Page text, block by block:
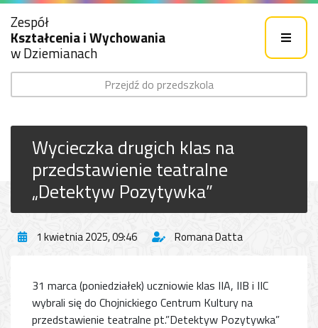
Zespół
Kształcenia i Wychowania
w Dziemianach
Przejdź do przedszkola
Wycieczka drugich klas na
przedstawienie teatralne
„Detektyw Pozytywka”
1 kwietnia 2025, 09:46 Romana Datta
31 marca (poniedziałek) uczniowie klas IIA, IIB i IIC
wybrali się do Chojnickiego Centrum Kultury na
przedstawienie teatralne pt.”Detektyw Pozytywka”